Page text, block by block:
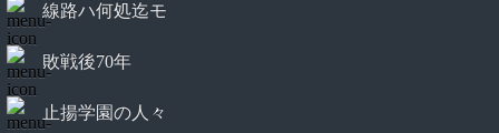
線路ハ何処迄モ
敗戦後70年
止揚学園の人々